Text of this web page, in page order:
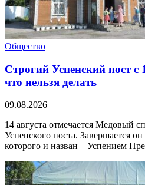
Общество
Строгий Успенский пост с
что нельзя делать
09.08.2026
14 августа отмечается Медовый
Успенского поста. Завершается
которого и назван – Успением